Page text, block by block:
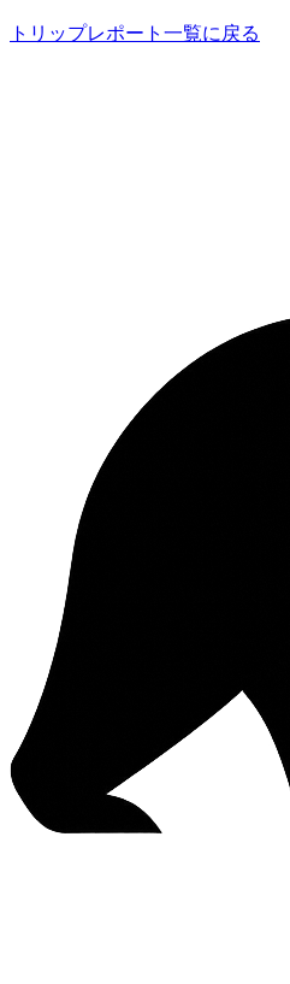
トリップレポート一覧に戻る